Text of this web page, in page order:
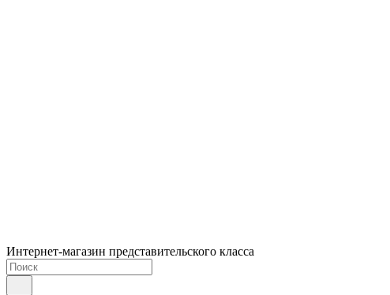
Интернет-магазин представительского класса